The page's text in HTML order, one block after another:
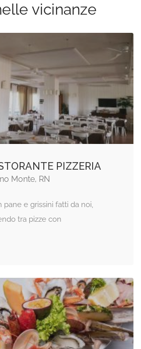
vicinanze
PIZZERIA
Monte, RN
pane e grissini fatti da noi,
tra pizze con